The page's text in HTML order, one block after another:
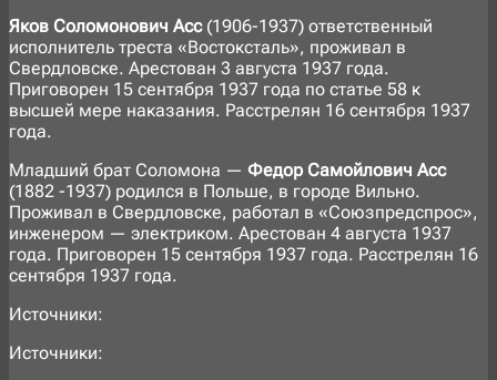
Яков Соломонович Асс(1906-1937) ответственный
исполнитель треста «Востоксталь», проживал в
Свердловске. Арестован 3 августа 1937 года.
Приговорен 15 сентября 1937 года по статье 58 к
высшей мере наказания. Расстрелян 16 сентября 1937
года.
Младший брат Соломона — Федор Самойлович Асс
(1882 -1937) родился в Польше, в городе Вильно.
Проживал в Свердловске, работал в «Союзпредспрос»,
инженером — электриком. Арестован 4 августа 1937
года. Приговорен 15 сентября 1937 года. Расстрелян 16
сентября 1937 года.
Источники:
Источники: